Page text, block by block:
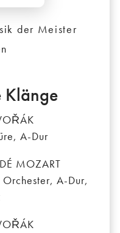
der Meister
Klänge
A-Dur
MOZART
A-Dur,